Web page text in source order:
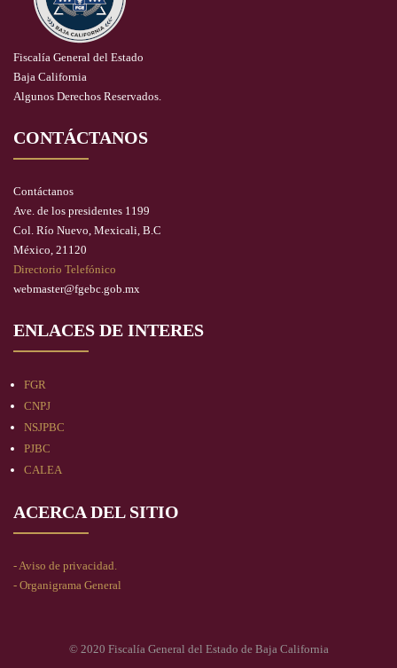
Fiscalía General del Estado
Baja California
Algunos Derechos Reservados.
CONTÁCTANOS
Contáctanos
Ave. de los presidentes 1199
Col. Río Nuevo, Mexicali, B.C
México, 21120
Directorio Telefónico
webmaster@fgebc.gob.mx
ENLACES DE INTERES
FGR
CNPJ
NSJPBC
PJBC
CALEA
ACERCA DEL SITIO
- Aviso de privacidad.
- Organigrama General
© 2020 Fiscalía General del Estado de Baja California